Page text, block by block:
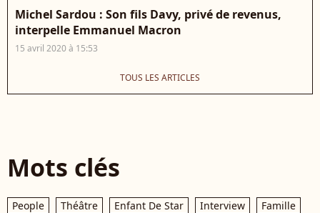
Michel Sardou : Son fils Davy, privé de revenus,
interpelle Emmanuel Macron
15 avril 2020 à 15:53
TOUS LES ARTICLES
Mots clés
People Théâtre Enfant De Star Interview
Famille